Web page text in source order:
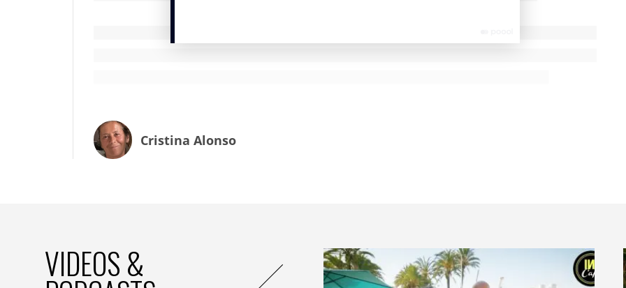
réseautent, c’est surtout pour soutenir les leurs, par solidarité, pas tant pour faire du business ».
Cristina Alonso
VIDEOS &